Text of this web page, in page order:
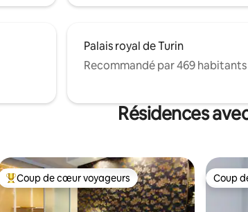
Palais royal de Turin
Recommandé par 469 habitants
Résidences
Coups de cœur voyageurs les plus appréciés
Coup de cœur voyageurs Coup
Coup